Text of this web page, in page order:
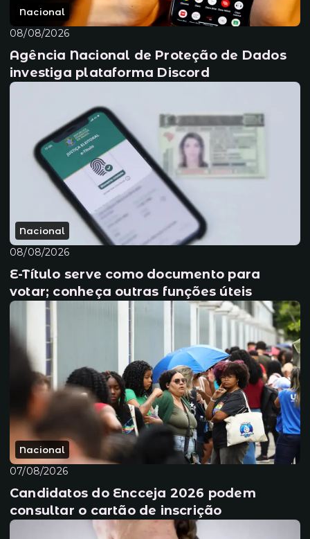
Nacional
08/08/2026
Agência Nacional de Proteção de Dados
investiga plataforma Discord
Nacional
08/08/2026
E-Título serve como documento para
votar; conheça outras funções úteis
Nacional
07/08/2026
Candidatos do Encceja 2026 podem
consultar o cartão de inscrição